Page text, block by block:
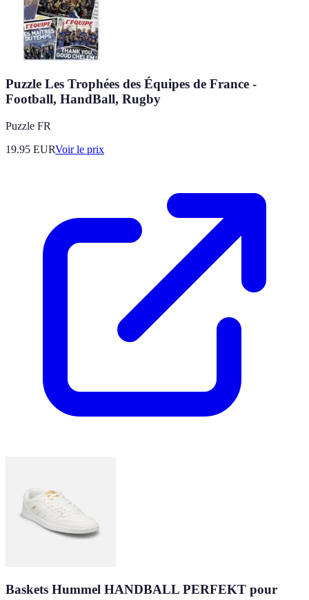
Puzzle Les Trophées des Équipes de France -
Football, HandBall, Rugby
Puzzle FR
19.95 EURVoir le prix
Baskets Hummel HANDBALL PERFEKT pour